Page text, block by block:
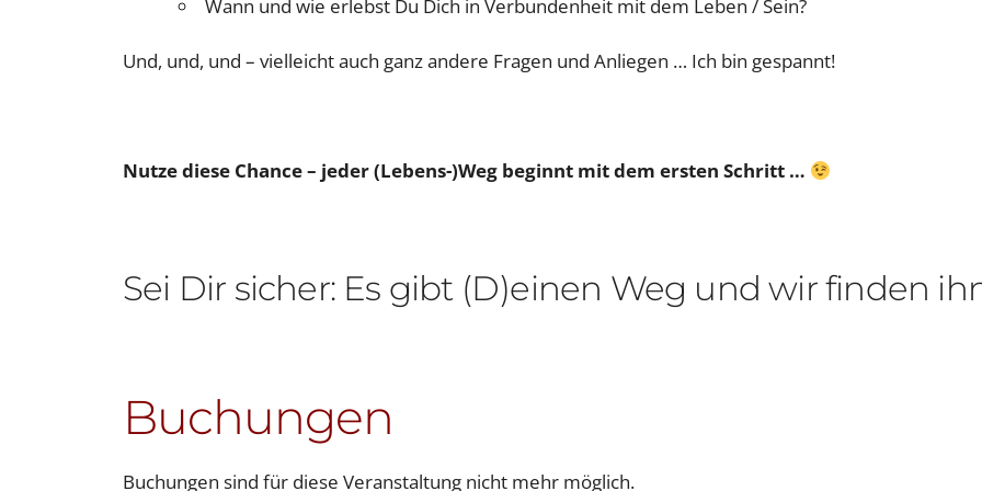
Wann und wie erlebst Du Dich in Verbundenheit mit dem Leben / Sein?
Und, und, und – vielleicht auch ganz andere Fragen und Anliegen … Ich bin gespannt!
Nutze diese Chance – jeder (Lebens-)Weg beginnt mit dem ersten Schritt …
Sei Dir sicher: Es gibt (D)einen Weg und wir finden
Buchungen
Buchungen sind für diese Veranstaltung nicht mehr möglich.